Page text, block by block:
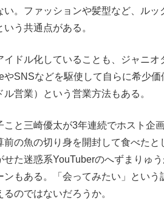
い。ファッションや髪型など、ル
う共通点がある。
ドル化していることも、ジャニオ
やSNSなどを駆使して自らに希少
営業）という営業方法もある。
と三崎優太が3年連続でホスト企
前の魚の切り身を開封して食べた
せた迷惑系YouTuberのへずまりゅ
ンもある。「会ってみたい」とい
のではないだろうか。